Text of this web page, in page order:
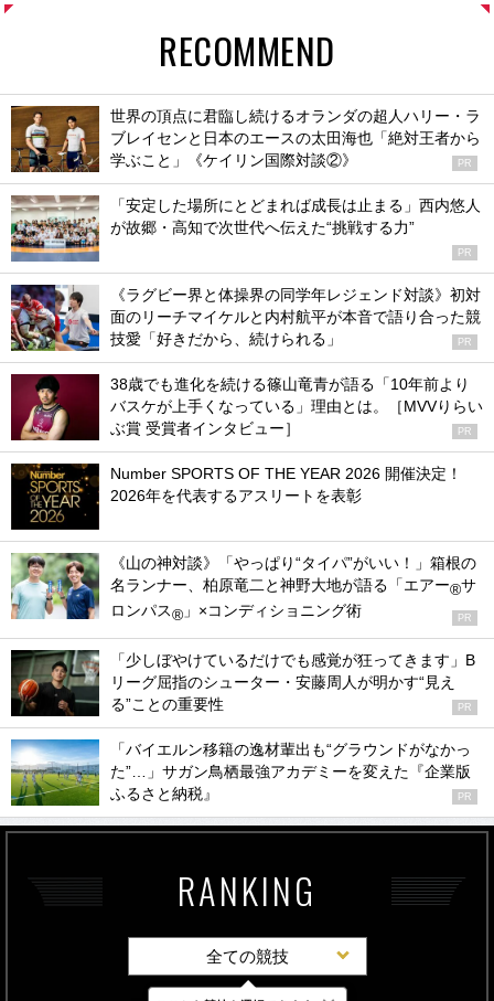
RECOMMEND
世界の頂点に君臨し続けるオランダの超人ハリー・ラ
ブレイセンと日本のエースの太田海也「絶対王者から
学ぶこと」《ケイリン国際対談②》
PR
「安定した場所にとどまれば成長は止まる」西内悠人
が故郷・高知で次世代へ伝えた“挑戦する力”
PR
《ラグビー界と体操界の同学年レジェンド対談》初対
面のリーチマイケルと内村航平が本音で語り合った競
技愛「好きだから、続けられる」
PR
38歳でも進化を続ける篠山竜青が語る「10年前より
バスケが上手くなっている」理由とは。［MVVりらい
ぶ賞 受賞者インタビュー］
PR
Number SPORTS OF THE YEAR 2026 開催決定！
2026年を代表するアスリートを表彰
《山の神対談》「やっぱり“タイパ”がいい！」箱根の
名ランナー、柏原竜二と神野大地が語る「エアー®サ
ロンパス® 」×コンディショニング術 PR
「少しぼやけているだけでも感覚が狂ってきます」B
リーグ屈指のシューター・安藤周人が明かす“見え
る”ことの重要性
PR
「バイエルン移籍の逸材輩出も“グラウンドがなかっ
た”…」サガン鳥栖最強アカデミーを変えた『企業版
ふるさと納税』
PR
RANKING
全ての競技